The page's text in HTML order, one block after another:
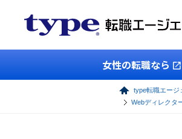
女性の転職なら
type転職エージ
Webディレクタ